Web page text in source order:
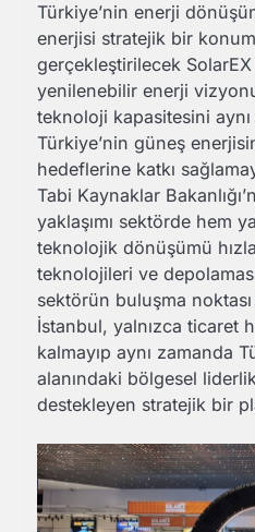
Türkiye’nin enerji
enerjisi stratejik bir
gerçekleştirilecek SolarEX
yenilenebilir enerji
teknoloji kapasitesini
Türkiye’nin güneş
hedeflerine katkı
Tabi Kaynaklar
yaklaşımı sektörde hem
teknolojik dönüşümü
teknolojileri ve
sektörün buluşma
İstanbul, yalnızca ticaret
kalmayıp aynı zamanda
alanındaki bölgesel
destekleyen stratejik bir